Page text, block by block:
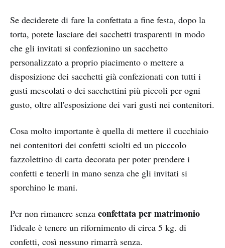
Se deciderete di fare la confettata a fine festa, dopo la
torta, potete lasciare dei sacchetti trasparenti in modo
che gli invitati si confezionino un sacchetto
personalizzato a proprio piacimento o mettere a
disposizione dei sacchetti già confezionati con tutti i
gusti mescolati o dei sacchettini più piccoli per ogni
gusto, oltre all'esposizione dei vari gusti nei contenitori.
Cosa molto importante è quella di mettere il cucchiaio
nei contenitori dei confetti sciolti ed un picccolo
fazzolettino di carta decorata per poter prendere i
confetti e tenerli in mano senza che gli invitati si
sporchino le mani.
Per non rimanere senza confettata per matrimonio
l'ideale è tenere un rifornimento di circa 5 kg. di
confetti, così nessuno rimarrà senza.